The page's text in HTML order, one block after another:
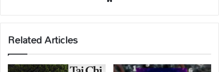
bsi
te
Related Articles